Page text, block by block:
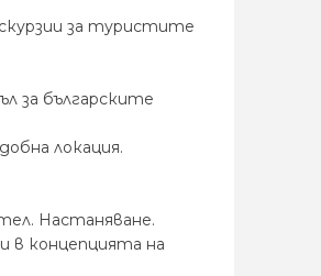
за туристите
за българските
локация.
Настаняване.
в концепцията на